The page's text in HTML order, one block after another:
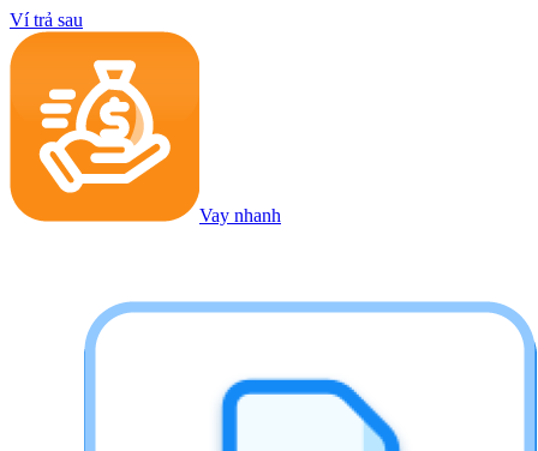
Ví trả sau
Vay nhanh